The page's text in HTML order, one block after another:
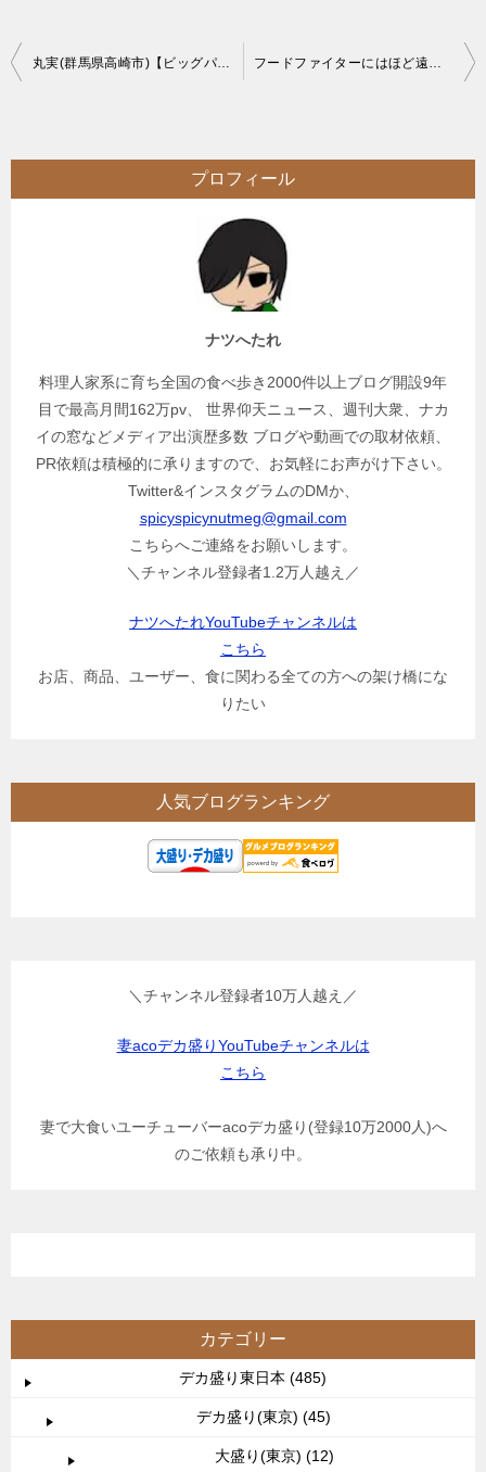
投
ビ
ゲ
丸実(群馬県高崎市)【ビッグパフェ】デカ盛り焼きそばからの巨大スイーツに悶絶 フードファイターにはほど遠い一般人レベルでの大食いのコツと準備のお話
プロフィール
ナツへたれ
料理人家系に育ち全国の食べ歩き2000件以上ブログ開設9年
目で最高月間162万pv、 世界仰天ニュース、週刊大衆、ナカ
イの窓などメディア出演歴多数 ブログや動画での取材依頼、
PR依頼は積極的に承りますので、お気軽にお声がけ下さい。
Twitter&インスタグラムのDMか、
spicyspicynutmeg@gmail.com
こちらへご連絡をお願いします。
＼チャンネル登録者1.2万人越え／
ナツへたれYouTubeチャンネルは
こちら
お店、商品、ユーザー、食に関わる全ての方への架け橋にな
りたい
人気ブログランキング
＼チャンネル登録者10万人越え／
妻acoデカ盛りYouTubeチャンネルは
こちら
妻で大食いユーチューバーacoデカ盛り(登録10万2000人)へ
のご依頼も承り中。
カテゴリー
デカ盛り東日本 (485)
デカ盛り(東京) (45)
大盛り(東京) (12)